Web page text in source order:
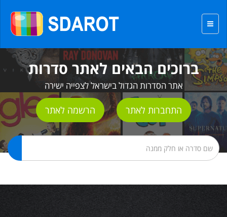
ברוכים הבאים לאתר סדרות
אתר הסדרות הגדול בישראל לצפייה ישירה
התחברות לאתר הרשמה לאתר